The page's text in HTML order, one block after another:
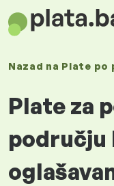
Nazad na Plate po
Plate za
području